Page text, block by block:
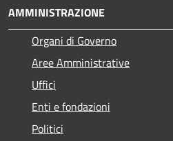
AMMINISTRAZIONE
Organi di Governo
Aree Amministrative
Uffici
Enti e fondazioni
Politici